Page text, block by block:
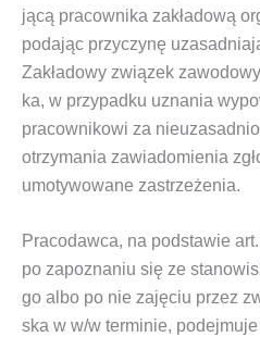
ją­cą pra­cow­ni­ka zakła­do­wą
poda­jąc przy­czy­nę
Zakła­do­wy zwią­zek
ka, w przy­pad­ku uzna­nia
pra­cow­ni­ko­wi za
otrzy­ma­nia zawia­do­mie­nia
umo­ty­wo­wa­ne zastrzeżenia.
Pra­co­daw­ca, na pod­sta­wie
po zapo­zna­niu się ze
go albo po nie zaję­ciu przez
ska w w/w ter­mi­nie,